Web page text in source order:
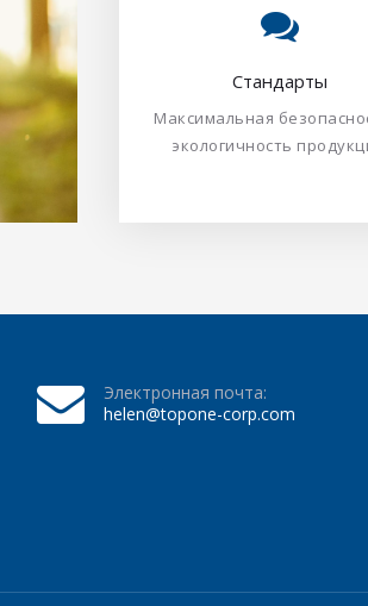
‌Стандарты​​​​​​​
Максимальная
экологичность
‌Стандарты​​​​​​​
экологичность
Электронная почта:
helen@topone-corp.com